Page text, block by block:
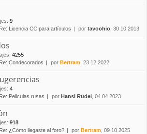
: 9
Re: Licencia CC para artículos por tavoohio , 30 10 2013
: 4255
Re: Condecorados por Bertram , 23 12 2022
: 4
Re: Peliculas rusas por Hansi Rudel , 04 04 2023
: 918
Re: ¿Cómo llegaste al foro? por Bertram , 09 10 2025